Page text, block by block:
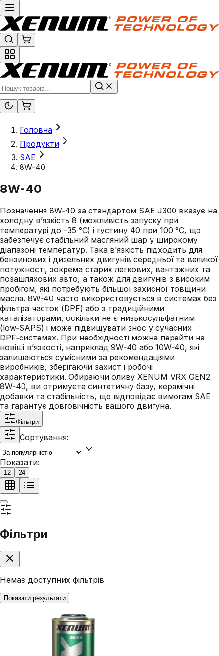
Головна
Продукти
SAE
8W-40
8W-40
Позначення 8W‑40 за стандартом SAE J300 вказує на
холодну в’язкість 8 (можливість запуску при
температурі до –35 °C) і густину 40 при 100 °C, що
забезпечує стабільний масляний шар у широкому
діапазоні температур. Така в’язкість підходить для
бензинових і дизельних двигунів середньої та великої
потужності, зокрема старих легкових, вантажних та
позашляхових авто, а також для двигунів з високим
пробігом, які потребують більшої захисної товщини
масла. 8W‑40 часто використовується в системах без
фільтра часток (DPF) або з традиційними
каталізаторами, оскільки не є низькосульфатним
(low‑SAPS) і може підвищувати знос у сучасних
DPF‑системах. При необхідності можна перейти на
новіші в’язкості, наприклад 9W‑40 або 10W‑40, які
залишаються сумісними за рекомендаціями
виробників, зберігаючи захист і робочі
характеристики. Обираючи оливу XENUM VRX GEN2
8W‑40, ви отримуєте синтетичну базу, керамічні
добавки та стабільність, що відповідає вимогам SAE
та гарантує довговічність вашого двигуна.
Фільтри
Сортування:
Показати:
12 24
Фільтри
Немає доступних фільтрів
Показати результати